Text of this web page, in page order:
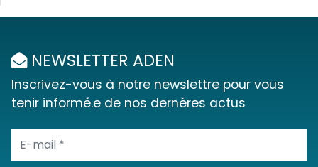
NEWSLETTER ADEN
Inscrivez-vous à notre newslettre pour vous
tenir informé.e de nos dernères actus